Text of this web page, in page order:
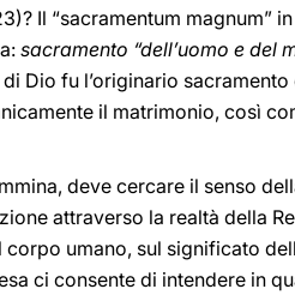
Il “sacramentum magnum”
sacramento “dell’uomo e del
Dio fu l’originario
il matrimonio, così
deve cercare il senso
attraverso la realtà della
umano, sul significato
ci consente di intendere in